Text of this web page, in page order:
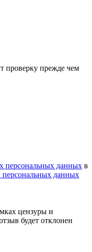
проверку прежде чем
персональных данных в
персональных данных
цензуры и
будет отклонен